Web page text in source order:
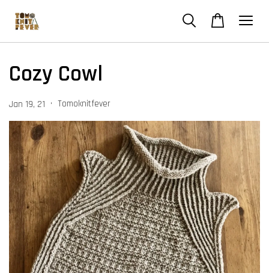
Cozy Cowl
Jan 19, 21 • Tomoknitfever